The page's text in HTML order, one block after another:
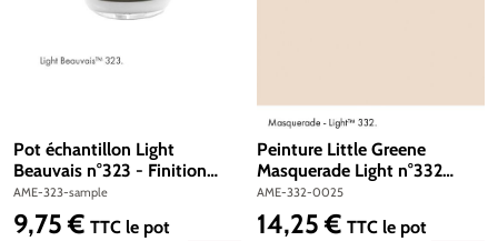
Pot échantillon Light
Beauvais n°323 - Finition
Absolute Matt Emulsion
AME-323-sample
Prix régulier :
9,75 € TTC le pot
Peinture Little Greene
Masquerade Light n°332
Absolute Matt Emulsion 250
ml
AME-332-0025
Prix régulier :
14,25 € TTC le pot